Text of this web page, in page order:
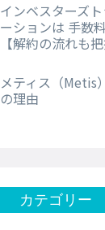
インベスターズ
ーションは 手数
【解約の流れも
メティス（Metis
の理由
カテゴリー